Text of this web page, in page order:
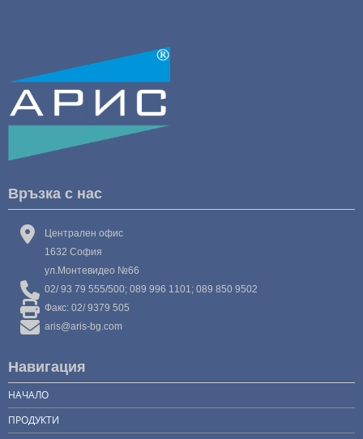
Връзка с нас
Централен офис
1632 София
ул.Монтевидео №66
02/ 93 79 555/500; 089 996 1101; 089 850 9502
Факс: 02/ 9379 505
aris@aris-bg.com
Навигация
НАЧАЛО
ПРОДУКТИ